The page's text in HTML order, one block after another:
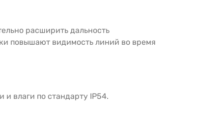
расширить дальность
повышают видимость линий во время
влаги по стандарту IP54.